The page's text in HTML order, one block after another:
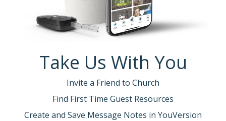
Take Us With You
Invite a Friend to Church
Find First Time Guest Resources
Create and Save Message Notes in YouVersion